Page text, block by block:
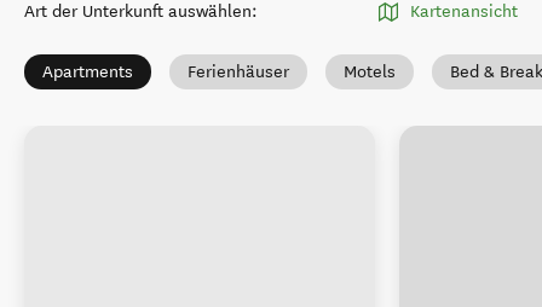
Art der Unterkunft auswählen: Kartenansicht
Apartments Ferienhäuser Motels Bed &